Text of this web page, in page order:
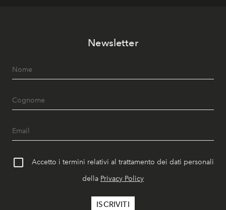
Newsletter
Accetto i termini relativi al trattamento dei dati personali
della Privacy Policy